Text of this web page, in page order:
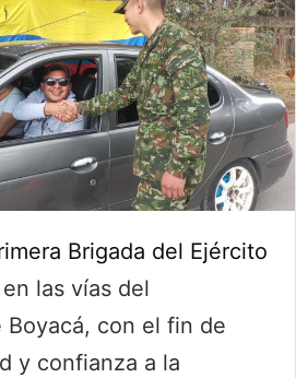
Brigada del Ejército
las vías del
con el fin de
y confianza a la